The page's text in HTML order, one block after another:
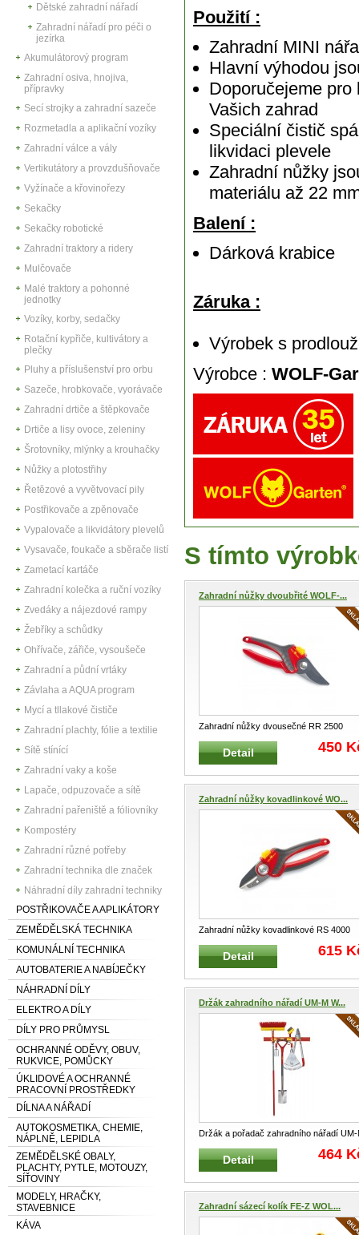
Dětské zahradní nářadí
Zahradní nářadí pro péči o
jezírka
Akumulátorový program
Zahradní osiva, hnojiva,
přípravky
Secí strojky a zahradní sazeče
Rozmetadla a aplikační vozíky
Zahradní válce a vály
Vertikutátory a provzdušňovače
Vyžínače a křovinořezy
Sekačky
Sekačky robotické
Zahradní traktory a ridery
Mulčovače
Malé traktory a pohonné
jednotky
Vozíky, korby, sedačky
Rotační kypřiče, kultivátory a
plečky
Pluhy a příslušenství pro orbu
Sazeče, hrobkovače, vyorávače
Zahradní drtiče a štěpkovače
Drtiče a lisy ovoce, zeleniny
Šrotovníky, mlýnky a krouhačky
Nůžky a plotostřihy
Řetězové a vyvětvovací pily
Postřikovače a zpěnovače
Vypalovače a likvidátory plevelů
Vysavače, foukače a sběrače listí
Zametací kartáče
Zahradní kolečka a ruční vozíky
Zvedáky a nájezdové rampy
Žebříky a schůdky
Ohřívače, zářiče, vysoušeče
Zahradní a půdní vrtáky
Závlaha a AQUA program
Mycí a tllakové čističe
Zahradní plachty, fólie a textilie
Sítě stínící
Zahradní vaky a koše
Lapače, odpuzovače a sítě
Zahradní pařeniště a fóliovníky
Kompostéry
Zahradní různé potřeby
Zahradní technika dle značek
Náhradní díly zahradní techniky
POSTŘIKOVAČE A APLIKÁTORY
ZEMĚDĚLSKÁ TECHNIKA
KOMUNÁLNÍ TECHNIKA
AUTOBATERIE A NABÍJEČKY
NÁHRADNÍ DÍLY
ELEKTRO A DÍLY
DÍLY PRO PRŮMYSL
OCHRANNÉ ODĚVY, OBUV,
RUKVICE, POMŮCKY
ÚKLIDOVÉ A OCHRANNÉ
PRACOVNÍ PROSTŘEDKY
DÍLNA A NÁŘADÍ
AUTOKOSMETIKA, CHEMIE,
NÁPLNĚ, LEPIDLA
ZEMĚDĚLSKÉ OBALY,
PLACHTY, PYTLE, MOTOUZY,
SÍŤOVINY
MODELY, HRAČKY,
STAVEBNICE
KÁVA
Použití :
Zahradní MINI
Hlavní výhodou
Doporučejeme
Vašich zahrad
Speciální čistič
likvidaci plevele
Zahradní nůžky
materiálu až 22
Balení :
Dárková krabice
Záruka :
Výrobeks
Výrobce : WOLF-
S tímto
Zahradní nůžky dvoubřité WOLF-...
Zahradní nůžky dvousečné RR 2500
COMFORT PLUS WOLF-GARTEN
...
Detail 450
Zahradní nůžky kovadlinkové WO...
Zahradní nůžky kovadlinkové RS 4000
PREMIUM PLUS WOLF-GARTEN...
Detail 615
Držák zahradního nářadí UM-M W...
Držák a pořadač zahradního nářadí UM-
WOLF-Garten sada Praktic
Detail 464
Zahradní sázecí kolík FE-Z WOL...